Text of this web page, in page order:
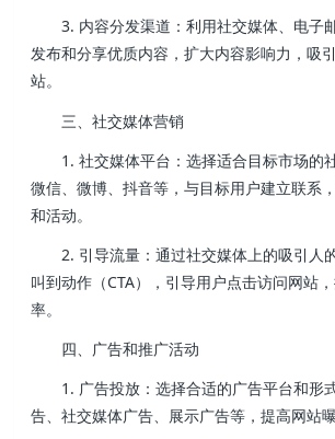
3. 内容分发渠道：利用社交媒体、电子
发布和分享优质内容，扩大内容影响力，吸
站。
三、社交媒体营销
1. 社交媒体平台：选择适合目标市场的
微信、微博、抖音等，与目标用户建立联系
和活动。
2. 引导流量：通过社交媒体上的吸引人
叫到动作（CTA），引导用户点击访问网站
率。
四、广告和推广活动
1. 广告投放：选择合适的广告平台和形
告、社交媒体广告、展示广告等，提高网站